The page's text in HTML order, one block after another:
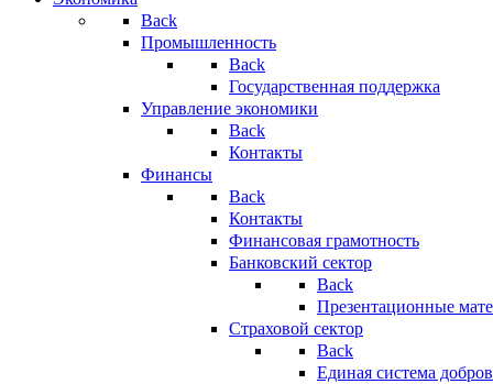
Back
Промышленность
Back
Государственная поддержка
Управление экономики
Back
Контакты
Финансы
Back
Контакты
Финансовая грамотность
Банковский сектор
Back
Презентационные
Страховой сектор
Back
Единая система